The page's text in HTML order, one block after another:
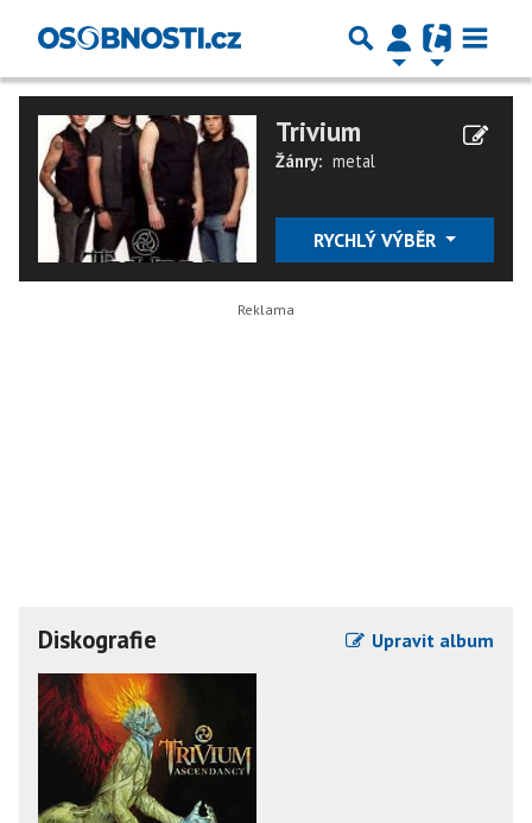
Trivium
Žánry: metal
RYCHLÝ VÝBĚR
Diskografie Upravit album